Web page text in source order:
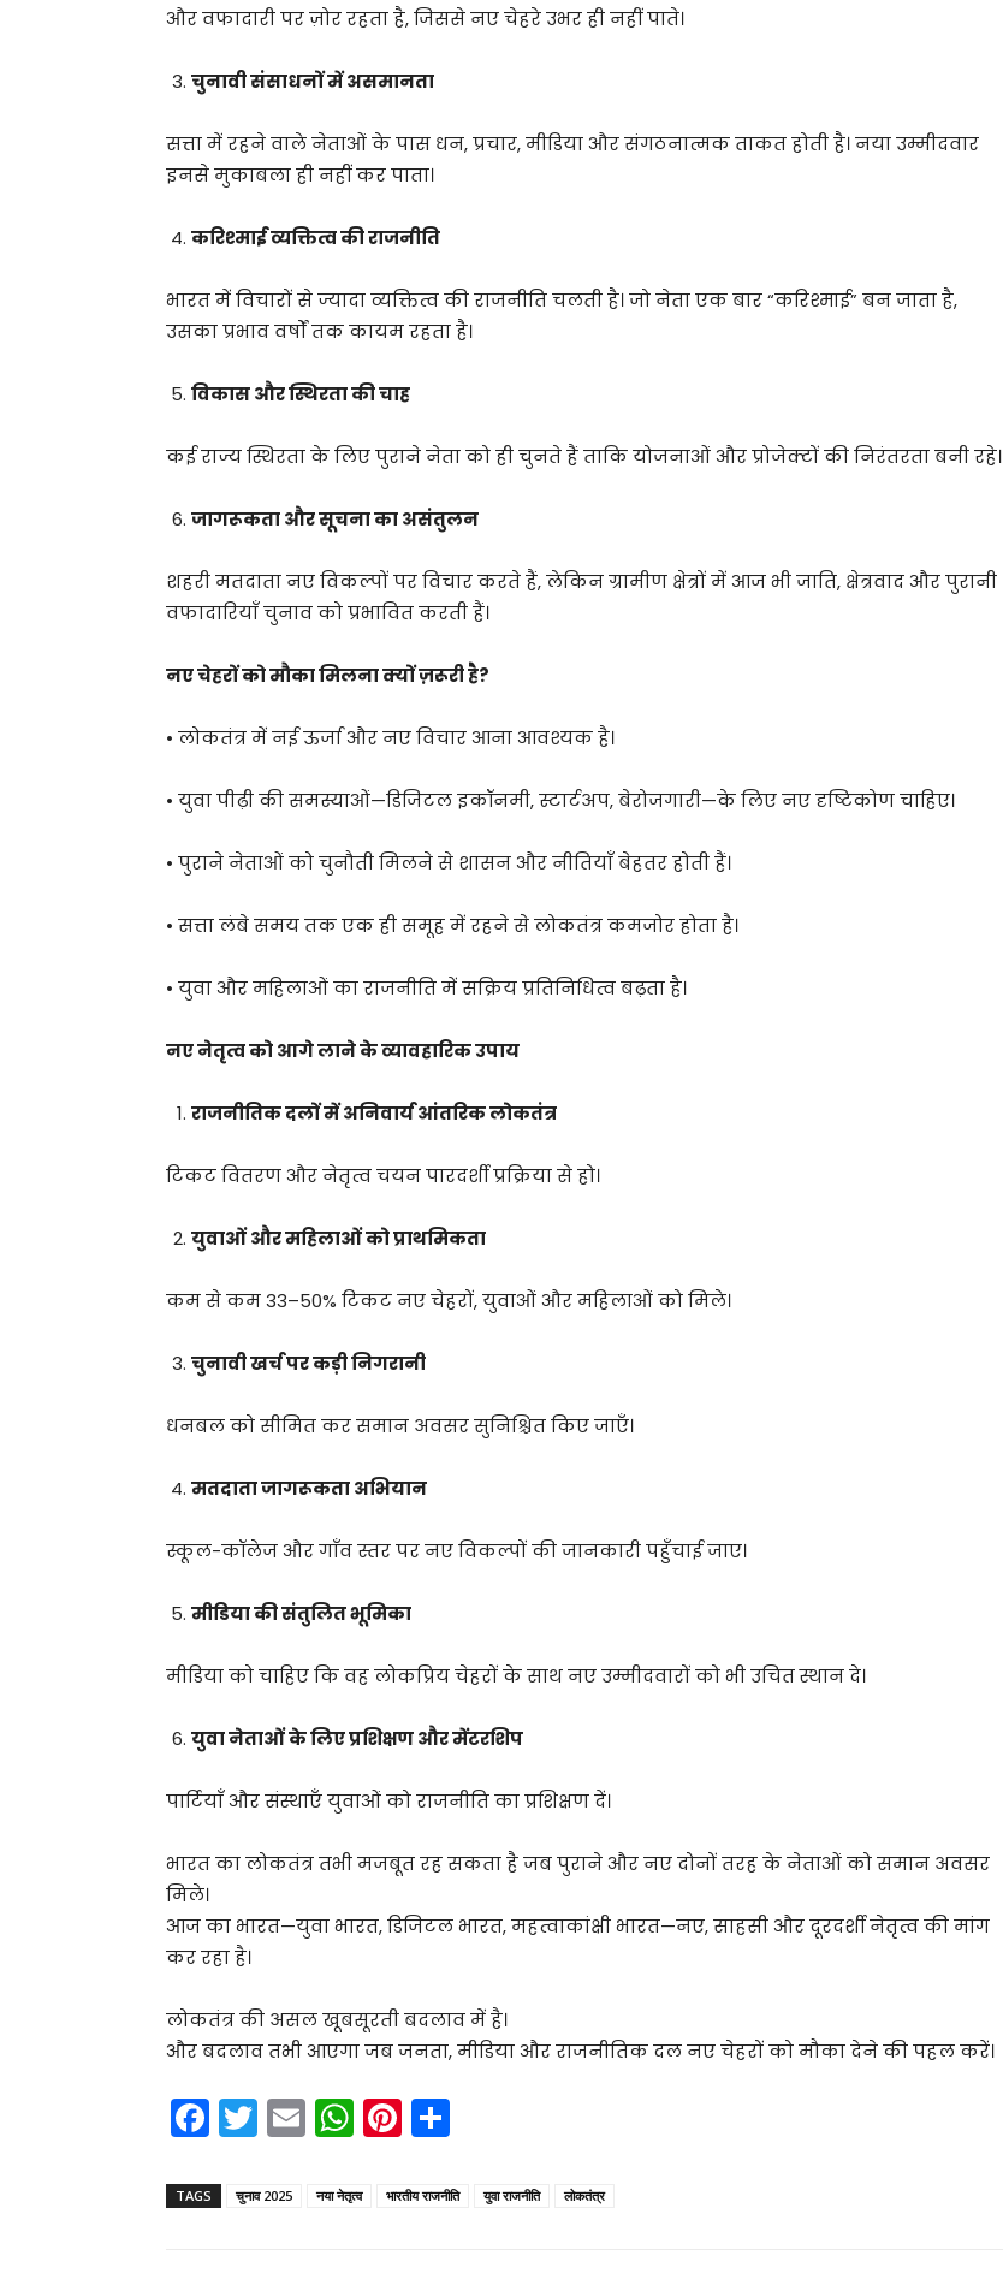
और वफादारी पर ज़ोर रहता है, जिससे नए चेहरे उभर ही नहीं पाते।
चुनावी संसाधनों में असमानता
सत्ता में रहने वाले नेताओं के पास धन, प्रचार, मीडिया और संगठनात्मक ताकत होती है। नया उम्मीदवार
इनसे मुकाबला ही नहीं कर पाता।
करिश्माई व्यक्तित्व की राजनीति
भारत में विचारों से ज्यादा व्यक्तित्व की राजनीति चलती है। जो नेता एक बार “करिश्माई” बन जाता है,
उसका प्रभाव वर्षों तक कायम रहता है।
विकास और स्थिरता की चाह
कई राज्य स्थिरता के लिए पुराने नेता को ही चुनते हैं ताकि योजनाओं और प्रोजेक्टों की निरंतरता बनी रहे।
जागरूकता और सूचना का असंतुलन
शहरी मतदाता नए विकल्पों पर विचार करते हैं, लेकिन ग्रामीण क्षेत्रों में आज भी जाति, क्षेत्रवाद और पुरानी
वफादारियाँ चुनाव को प्रभावित करती हैं।
नए चेहरों को मौका मिलना क्यों ज़रूरी है?
• लोकतंत्र में नई ऊर्जा और नए विचार आना आवश्यक है।
• युवा पीढ़ी की समस्याओं—डिजिटल इकॉनमी, स्टार्टअप, बेरोजगारी—के लिए नए दृष्टिकोण चाहिए।
• पुराने नेताओं को चुनौती मिलने से शासन और नीतियाँ बेहतर होती हैं।
• सत्ता लंबे समय तक एक ही समूह में रहने से लोकतंत्र कमजोर होता है।
• युवा और महिलाओं का राजनीति में सक्रिय प्रतिनिधित्व बढ़ता है।
नए नेतृत्व को आगे लाने के व्यावहारिक उपाय
राजनीतिक दलों में अनिवार्य आंतरिक लोकतंत्र
टिकट वितरण और नेतृत्व चयन पारदर्शी प्रक्रिया से हो।
युवाओं और महिलाओं को प्राथमिकता
कम से कम 33–50% टिकट नए चेहरों, युवाओं और महिलाओं को मिले।
चुनावी खर्च पर कड़ी निगरानी
धनबल को सीमित कर समान अवसर सुनिश्चित किए जाएँ।
मतदाता जागरूकता अभियान
स्कूल-कॉलेज और गाँव स्तर पर नए विकल्पों की जानकारी पहुँचाई जाए।
मीडिया की संतुलित भूमिका
मीडिया को चाहिए कि वह लोकप्रिय चेहरों के साथ नए उम्मीदवारों को भी उचित स्थान दे।
युवा नेताओं के लिए प्रशिक्षण और मेंटरशिप
पार्टियाँ और संस्थाएँ युवाओं को राजनीति का प्रशिक्षण दें।
भारत का लोकतंत्र तभी मजबूत रह सकता है जब पुराने और नए दोनों तरह के नेताओं को समान अवसर
मिले।
आज का भारत—युवा भारत, डिजिटल भारत, महत्वाकांक्षी भारत—नए, साहसी और दूरदर्शी नेतृत्व की मांग
कर रहा है।
लोकतंत्र की असल खूबसूरती बदलाव में है।
और बदलाव तभी आएगा जब जनता, मीडिया और राजनीतिक दल नए चेहरों को मौका देने की पहल करें।
F
c
T
itt
E
ai
W
a
Pi
er ar
TAGS चुनाव 2025 नया नेतृत्व भारतीय राजनीति युवा राजनीति लोकतंत्र